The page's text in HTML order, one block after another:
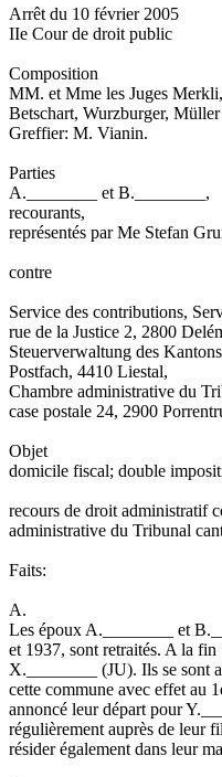
Arrêt du 10 février 2005
IIe Cour de droit public
Composition
MM. et Mme les Juges
Betschart, Wurzburger, Müller
Greffier: M. Vianin.
Parties
A.________ et B.________,
recourants,
représentés par Me Stefan
contre
Service des contributions,
rue de la Justice 2, 2800
Steuerverwaltung des
Postfach, 4410 Liestal,
Chambre administrative du
case postale 24, 2900
Objet
domicile fiscal; double
recours de droit administratif
administrative du Tribunal
Faits:
A.
Les époux A.________ et
et 1937, sont retraités. A la
X.________ (JU). Ils se sont
cette commune avec effet au
annoncé leur départ pour
régulièrement auprès de leur
résider également dans leur